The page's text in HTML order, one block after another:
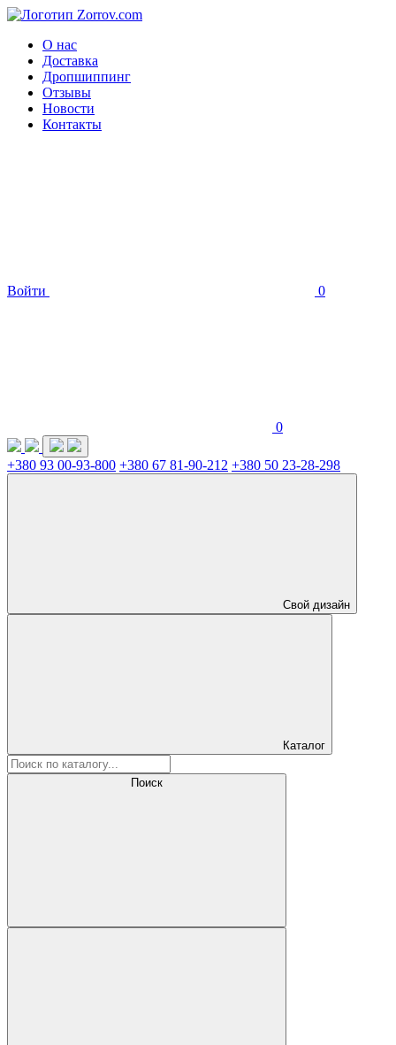
О нас
Доставка
Дропшиппинг
Отзывы
Новости
Контакты
Войти 0
0
+380 93 00-93-800 +380 67 81-90-212 +380 50 23-28-298
Свой дизайн
Каталог
Поиск